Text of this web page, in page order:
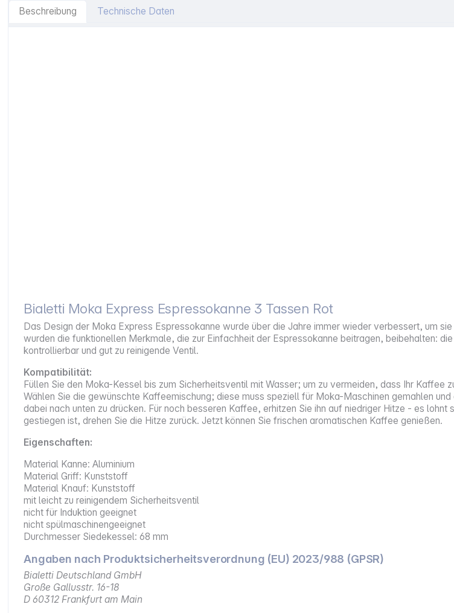
Beschreibung Technische Daten
Bialetti Moka Express Espressokanne 3 Tassen Rot
Das Design der Moka Express Espressokanne wurde über die Jahre immer wieder verbessert, um
wurden die funktionellen Merkmale, die zur Einfachheit der Espressokanne beitragen, beibehalten:
kontrollierbar und gut zu reinigende Ventil.
Kompatibilität:
Füllen Sie den Moka-Kessel bis zum Sicherheitsventil mit Wasser; um zu vermeiden, dass Ihr
Wählen Sie die gewünschte Kaffeemischung; diese muss speziell für Moka-Maschinen gemahlen
dabei nach unten zu drücken. Für noch besseren Kaffee, erhitzen Sie ihn auf niedriger Hitze - es
gestiegen ist, drehen Sie die Hitze zurück. Jetzt können Sie frischen aromatischen Kaffee genießen.
Eigenschaften:
Material Kanne: Aluminium
Material Griff: Kunststoff
Material Knauf: Kunststoff
mit leicht zu reinigendem Sicherheitsventil
nicht für Induktion geeignet
nicht spülmaschinengeeignet
Durchmesser Siedekessel: 68 mm
Angaben nach Produktsicherheitsverordnung (EU) 2023/988 (GPSR)
Bialetti Deutschland GmbH
Große Gallusstr. 16-18
D 60312 Frankfurt am Main